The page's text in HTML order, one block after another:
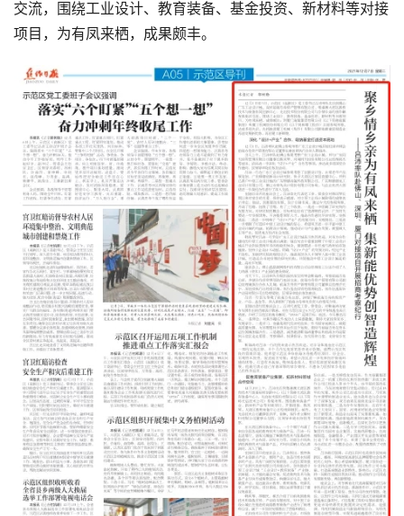
交流，围绕工业设计、教育装备、基金投资、新材料等对接
项目，为有凤来栖，成果颇丰。